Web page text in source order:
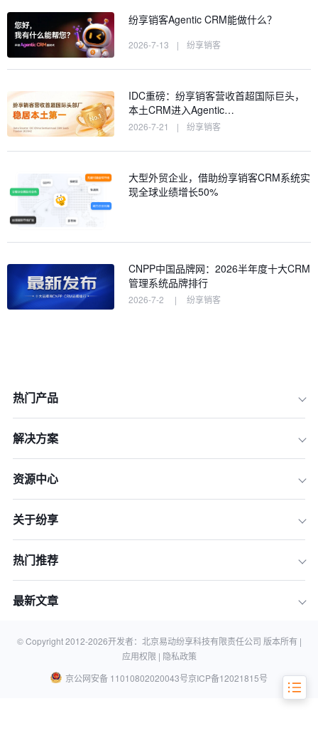
2.外采CRM系统的可维护性挑战
相关知识
纷享销客Agentic CRM能做什么？
2026-7-13 | 纷享销客
IDC重磅：纷享销客营收首超国际巨头，
本土CRM进入Agentic…
2026-7-21 | 纷享销客
大型外贸企业，借助纷享销客CRM系统实
现全球业绩增长50%
CNPP中国品牌网：2026半年度十大CRM
管理系统品牌排行
2026-7-2 | 纷享销客
热门产品
解决方案
资源中心
关于纷享
热门推荐
最新文章
© Copyright 2012-2026开发者：北京易动纷享科技有限责任公司 版本所有 |
应用权限 | 隐私政策
京公网安备 11010802020043号京ICP备12021815号